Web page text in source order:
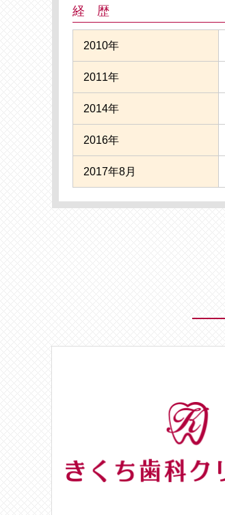
経 歴
2010年
2011年
2014年
2016年
2017年8月